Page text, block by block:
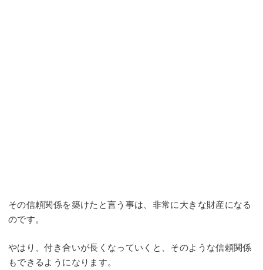
その信頼関係を築けたと言う事は、非常に大きな財産になる
のです。
やはり、付き合いが長くなっていくと、そのような信頼関係
もできるようになります。